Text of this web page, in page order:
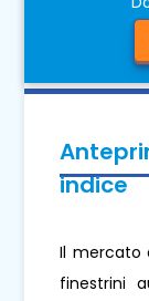
indice
Il mercato
finestrini